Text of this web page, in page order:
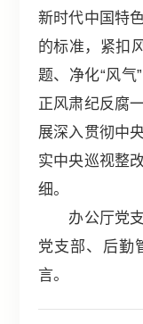
新时代中国特
的标准，紧扣
题、净化“风气
正风肃纪反腐
展深入贯彻中
实中央巡视整
细。
办公厅党支
党支部、后勤
言。